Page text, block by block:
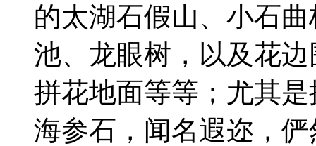
的太湖石假山、小石
池、龙眼树，以及花
拼花地面等等；尤其
海参石，闻名遐迩，